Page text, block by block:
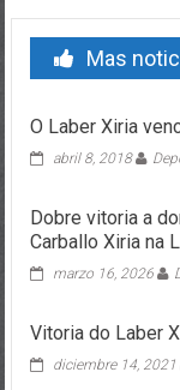
Mas
O Laber Xiria
abril 8, 2018
Dobre vitoria a
Carballo Xiria na
marzo 16, 2026
Vitoria do Laber
diciembre 14, 2021